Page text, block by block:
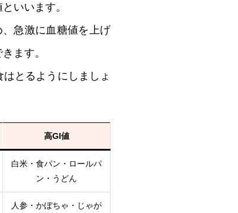
いいます。
急激に血糖値を上げ
ます。
とるようにしましょ
高GI値
白米・食パン・ロールパ
ン・うどん
人参・かぼちゃ・じゃが